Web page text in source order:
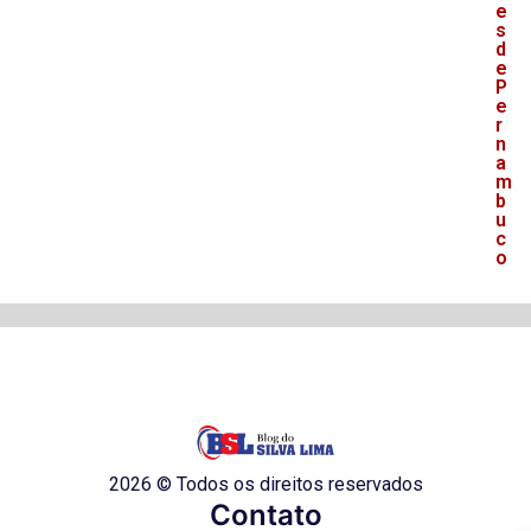
e
s
d
e
P
e
r
n
a
m
b
u
c
o
2026 © Todos os direitos reservados
Contato